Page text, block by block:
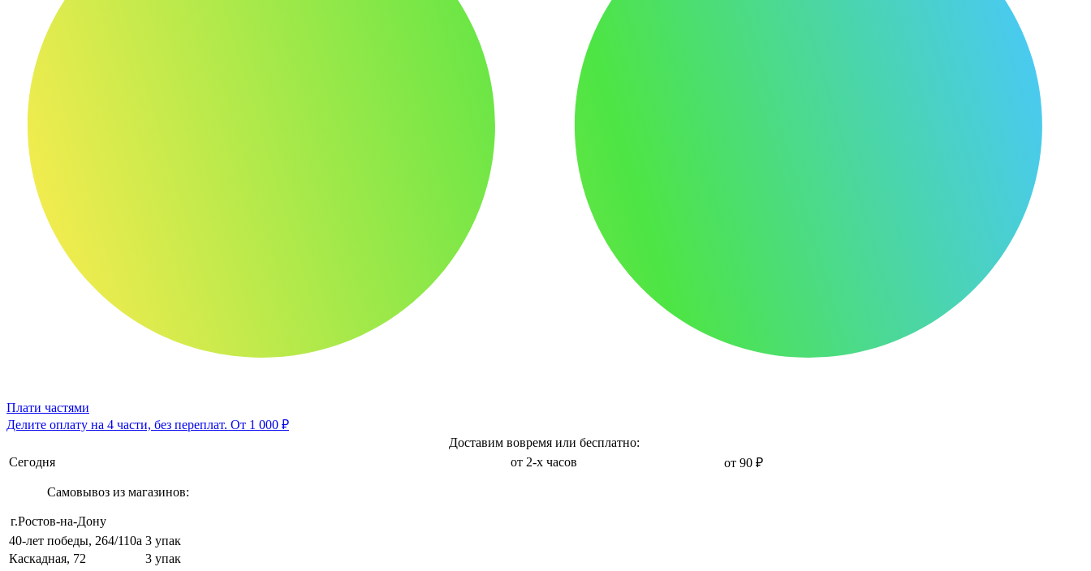
Плати частями
Делите оплату на 4 части, без переплат. От 1 000 ₽
Доставим вовремя или бесплатно:
Сегодня
от 2-х часов от 90 ₽
Самовывоз из магазинов:
г.Ростов-на-Дону
40-лет победы, 264/110а 3 упак
Каскадная, 72
3 упак